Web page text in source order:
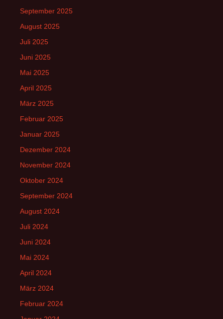
September 2025
August 2025
Juli 2025
Juni 2025
Mai 2025
April 2025
März 2025
Februar 2025
Januar 2025
Dezember 2024
November 2024
Oktober 2024
September 2024
August 2024
Juli 2024
Juni 2024
Mai 2024
April 2024
März 2024
Februar 2024